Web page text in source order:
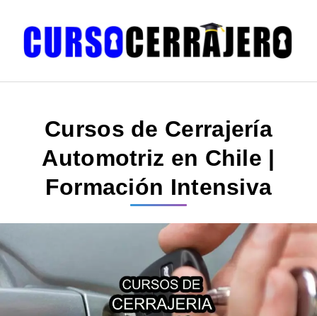
Cursos de Cerrajería
Automotriz en Chile |
Formación Intensiva